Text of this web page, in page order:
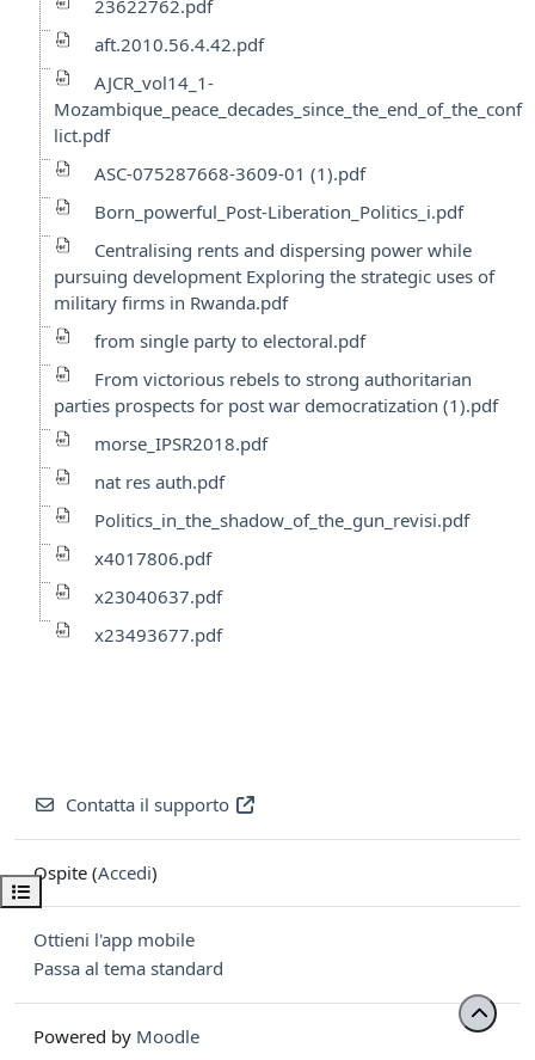
Apri indice del corso
23622762.pdf
aft.2010.56.4.42.pdf
AJCR_vol14_1-
Mozambique_peace_decades_since_the_end_of_the_conf
lict.pdf
ASC-075287668-3609-01 (1).pdf
Born_powerful_Post-Liberation_Politics_i.pdf
Centralising rents and dispersing power while
pursuing development Exploring the strategic uses of
military firms in Rwanda.pdf
from single party to electoral.pdf
From victorious rebels to strong authoritarian
parties prospects for post war democratization (1).pdf
morse_IPSR2018.pdf
nat res auth.pdf
Politics_in_the_shadow_of_the_gun_revisi.pdf
x4017806.pdf
x23040637.pdf
x23493677.pdf
Contatta il supporto
Ospite (Accedi)
Ottieni l'app mobile
Passa al tema standard
Powered by Moodle